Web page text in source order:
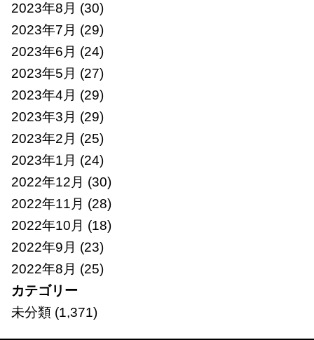
2023年8月 (30)
2023年7月 (29)
2023年6月 (24)
2023年5月 (27)
2023年4月 (29)
2023年3月 (29)
2023年2月 (25)
2023年1月 (24)
2022年12月 (30)
2022年11月 (28)
2022年10月 (18)
2022年9月 (23)
2022年8月 (25)
カテゴリー
未分類(1,371)